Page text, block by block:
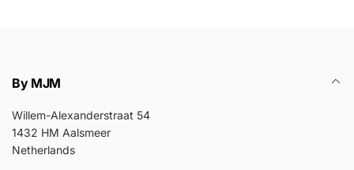
By MJM
Willem-Alexanderstraat 54
1432 HM Aalsmeer
Netherlands